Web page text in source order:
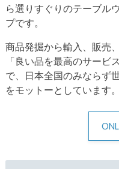
ら選りすぐりのテーブル
プです。
商品発掘から輸入、販売
「良い品を最高のサービ
で、日本全国のみならず
をモットーとしています。